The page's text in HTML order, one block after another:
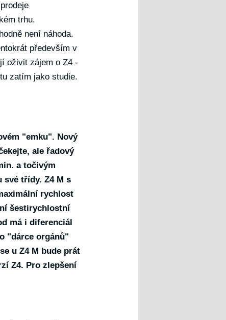
trhu.
není náhoda.
především v
oživit zájem o Z4 -
zatím jako studie.
"emku". Nový
ale řadový
a točivým
své třídy. Z4 M s
rychlost
šestirychlostní
má i diferenciál
"dárce orgánů"
u Z4 M bude prát
Z4. Pro zlepšení